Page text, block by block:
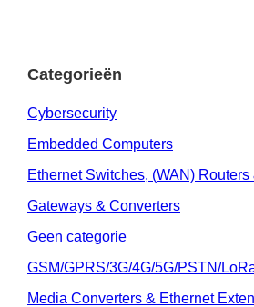
Categorieën
Cybersecurity
Embedded Computers
Ethernet Switches, (WAN) Routers
Gateways & Converters
Geen categorie
GSM/GPRS/3G/4G/5G/PSTN/
Media Converters & Ethernet